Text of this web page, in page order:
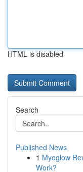
HTML is disabled
Search
Published News
1 Myoglow
Work?